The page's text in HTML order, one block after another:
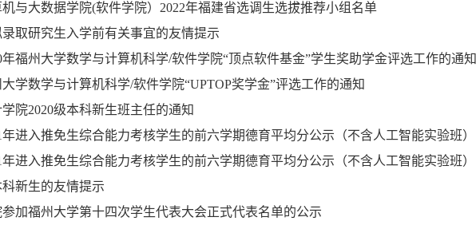
与大数据学院(软件学院）2022年福建省选调生选拔推荐小组名单
录取研究生入学前有关事宜的友情提示
年福州大学数学与计算机科学/软件学院“顶点软件基金”学生奖助学金评选工作的通知
学数学与计算机科学/软件学院“UPTOP奖学金”评选工作的通知
院2020级本科新生班主任的通知
进入推免生综合能力考核学生的前六学期德育平均分公示（不含人工智能实验班）
进入推免生综合能力考核学生的前六学期德育平均分公示（不含人工智能实验班）
科新生的友情提示
加福州大学第十四次学生代表大会正式代表名单的公示